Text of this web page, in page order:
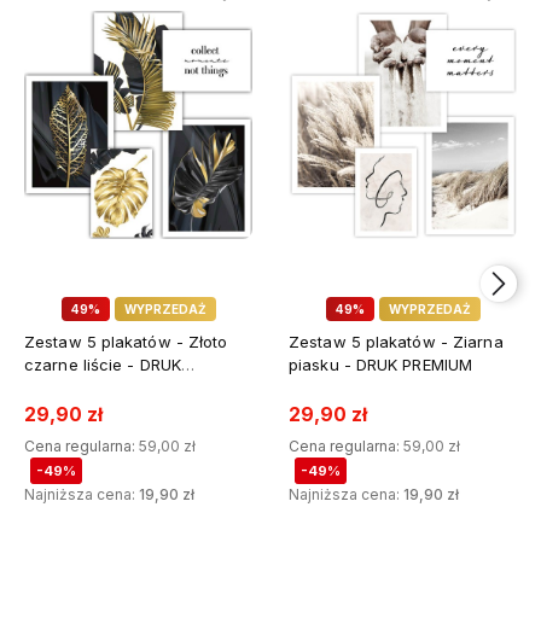
49% WYPRZEDAŻ
Zestaw 5 plakatów - Złoto
czarne liście - DRUK
29,90 zł
Cena regularna: 59,00 zł
-49%
Najniższa cena: 19,90 zł
49% WYPRZEDAŻ
Zestaw 5 plakatów - Ziarna
piasku - DRUK PREMIUM
29,90 zł
Cena regularna: 59,00 zł
-49%
Najniższa cena: 19,90 zł